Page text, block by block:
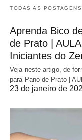
TODAS AS POSTAGENS
Aprenda Bico
de Prato |
Iniciantes do
Veja neste artigo, de
para Pano de Prato |
23 de janeiro de